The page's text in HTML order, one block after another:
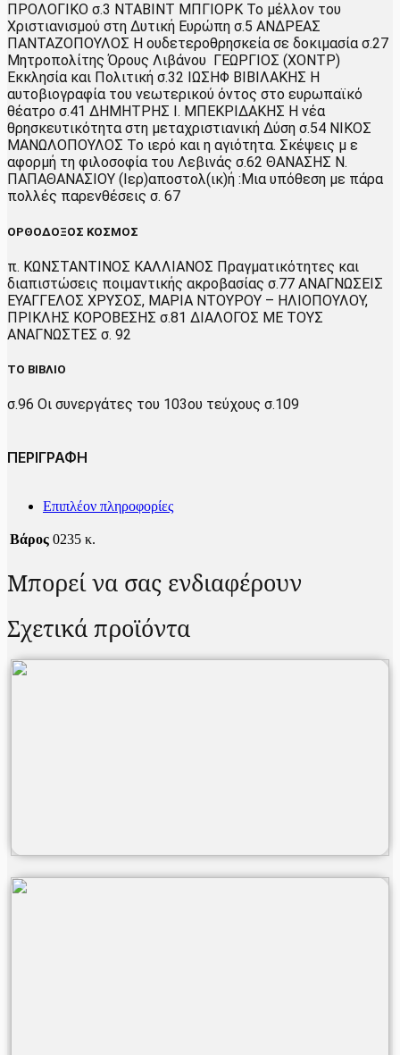
ΠΡΟΛΟΓΙΚΟ σ.3 ΝΤΑΒΙΝΤ ΜΠΓΙΟΡΚ Το μέλλον του
Χριστιανισμού στη Δυτική Ευρώπη σ.5 ΑΝΔΡΕΑΣ
ΠΑΝΤΑΖΟΠΟΥΛΟΣ Η ουδετεροθρησκεία σε δοκιμασία σ.27
Μητροπολίτης Όρους Λιβάνου ΓΕΩΡΓΙΟΣ (ΧΟΝΤΡ)
Εκκλησία και Πολιτική σ.32 ΙΩΣΗΦ ΒΙΒΙΛΑΚΗΣ Η
αυτοβιογραφία του νεωτερικού όντος στο ευρωπαϊκό
θέατρο σ.41 ΔΗΜΗΤΡΗΣ Ι. ΜΠΕΚΡΙΔΑΚΗΣ Η νέα
θρησκευτικότητα στη μεταχριστιανική Δύση σ.54 ΝΙΚΟΣ
ΜΑΝΩΛΟΠΟΥΛΟΣ Το ιερό και η αγιότητα. Σκέψεις μ ε
αφορμή τη φιλοσοφία του Λεβινάς σ.62 ΘΑΝΑΣΗΣ Ν.
ΠΑΠΑΘΑΝΑΣΙΟΥ (Ιερ)αποστολ(ικ)ή :Μια υπόθεση με πάρα
πολλές παρενθέσεις σ. 67
ΟΡΘΟΔΟΞΟΣ ΚΟΣΜΟΣ
π. ΚΩΝΣΤΑΝΤΙΝΟΣ ΚΑΛΛΙΑΝΟΣ Πραγματικότητες και
διαπιστώσεις ποιμαντικής ακροβασίας σ.77 ΑΝΑΓΝΩΣΕΙΣ
ΕΥΑΓΓΕΛΟΣ ΧΡΥΣΟΣ, ΜΑΡΙΑ ΝΤΟΥΡΟΥ – ΗΛΙΟΠΟΥΛΟΥ,
ΠΡΙΚΛΗΣ ΚΟΡΟΒΕΣΗΣ σ.81 ΔΙΑΛΟΓΟΣ ΜΕ ΤΟΥΣ
ΑΝΑΓΝΩΣΤΕΣ σ. 92
ΤΟ ΒΙΒΛΙΟ
σ.96 Οι συνεργάτες του 103ου τεύχους σ.109
ΠΕΡΙΓΡΑΦΗ
Επιπλέον πληροφορίες
Βάρος 0235 κ.
Μπορεί να σας ενδιαφέρουν
Σχετικά προϊόντα